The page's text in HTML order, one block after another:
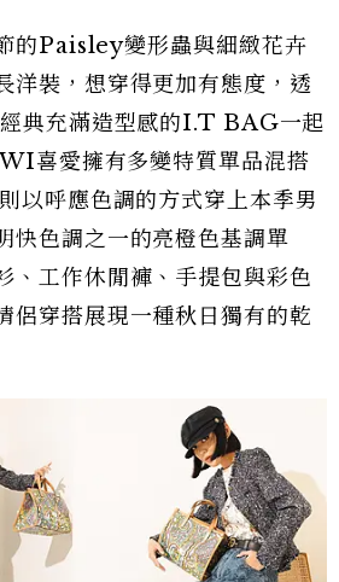
的Paisley變形蟲與細緻花卉
洋裝，想穿得更加有態度，透
典充滿造型感的I.T BAG一起
喜愛擁有多變特質單品混搭
以呼應色調的方式穿上本季男
快色調之一的亮橙色基調單
、工作休閒褲、手提包與彩色
侶穿搭展現一種秋日獨有的乾